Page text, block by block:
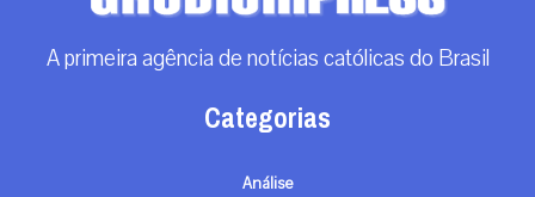
A primeira agência de notícias católicas do Brasil
Categorias
Análise